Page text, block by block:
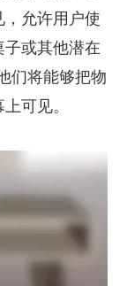
允许用户使
或其他潜在
们将能够把物
可见。